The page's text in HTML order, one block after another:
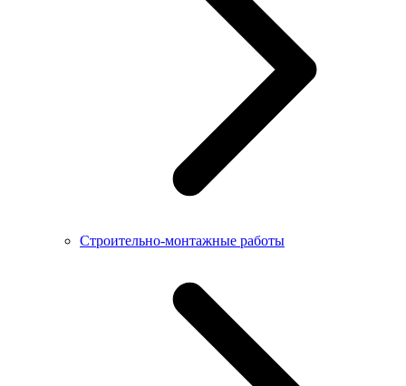
Строительно-монтажные работы